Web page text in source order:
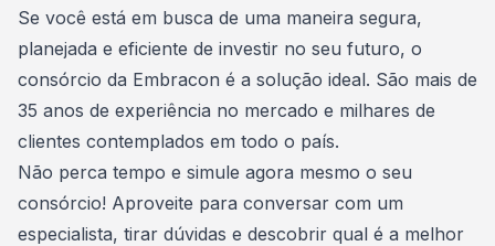
Se você está em busca de uma maneira segura,
planejada e eficiente de investir no seu futuro, o
consórcio da Embracon é a solução ideal. São mais de
35 anos de experiência no mercado e milhares de
clientes contemplados em todo o país.
Não perca tempo e simule agora mesmo o seu
consórcio! Aproveite para conversar com um
especialista, tirar dúvidas e descobrir qual é a melhor